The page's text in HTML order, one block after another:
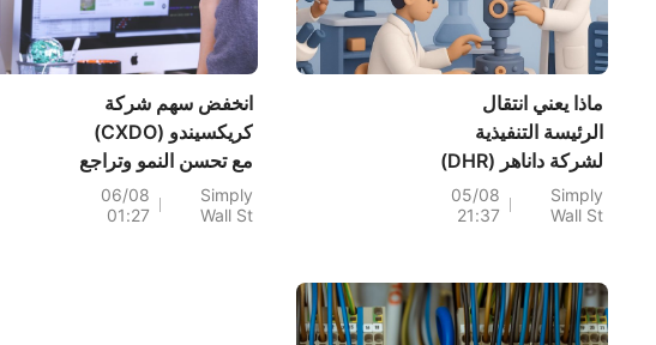
ماذا يعني انتقال
الرئيسة التنفيذية
لشركة داناهر (DHR)
إلى منصب رئيسة
قسم التشخيص، جولي
Simply
Wall St
05/08
21:37
انخفض سهم شركة
كريكسيندو (CXDO)
مع تحسن النمو وتراجع
الأرباح
Simply
Wall St
06/08
01:27